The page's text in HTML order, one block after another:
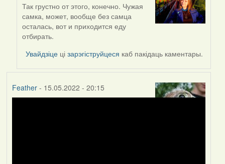
In
reply
to
by
Lighty
Так грустно от этого, конечно. Чужая
самка, может, вообще без самца
осталась, вот и приходится еду
отбирать.
Увайдзіце цізарэгіструйцеся каб пакідаць каментары.
Feather- 15.05.2022 - 20:15